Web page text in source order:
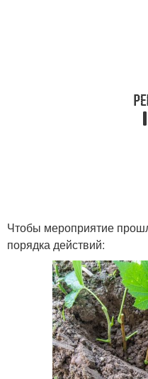
Чтобы мероприятие
порядка действий: